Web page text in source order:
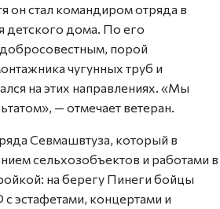
он стал командиром отряда в
детского дома. По его
порой
чугунных труб и
на этих направлениях. «Мы
— отмечает ветеран.
Севмашвтуза, который в
сельхозобъектов и работами в
на берегу Пинеги бойцы
эстафетами, концертами и